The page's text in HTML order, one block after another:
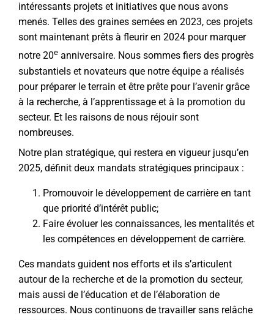
intéressants projets et initiatives que nous avons
menés. Telles des graines semées en 2023, ces projets
sont maintenant prêts à fleurir en 2024 pour marquer
notre 20e anniversaire. Nous sommes fiers des progrès
substantiels et novateurs que notre équipe a réalisés
pour préparer le terrain et être prête pour l’avenir grâce
à la recherche, à l’apprentissage et à la promotion du
secteur. Et les raisons de nous réjouir sont
nombreuses.
Notre plan stratégique, qui restera en vigueur jusqu’en
2025, définit deux mandats stratégiques principaux :
Promouvoir le développement de carrière en tant
que priorité d’intérêt public;
Faire évoluer les connaissances, les mentalités et
les compétences en développement de carrière.
Ces mandats guident nos efforts et ils s’articulent
autour de la recherche et de la promotion du secteur,
mais aussi de l’éducation et de l’élaboration de
ressources. Nous continuons de travailler sans relâche